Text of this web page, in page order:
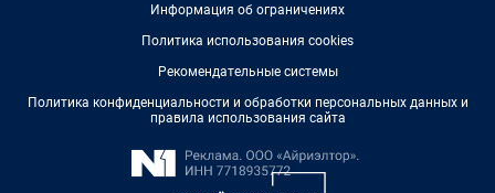
Информация об ограничениях
Политика использования cookies
Рекомендательные системы
Политика конфиденциальности и обработки персональных данных и
правила использования сайта